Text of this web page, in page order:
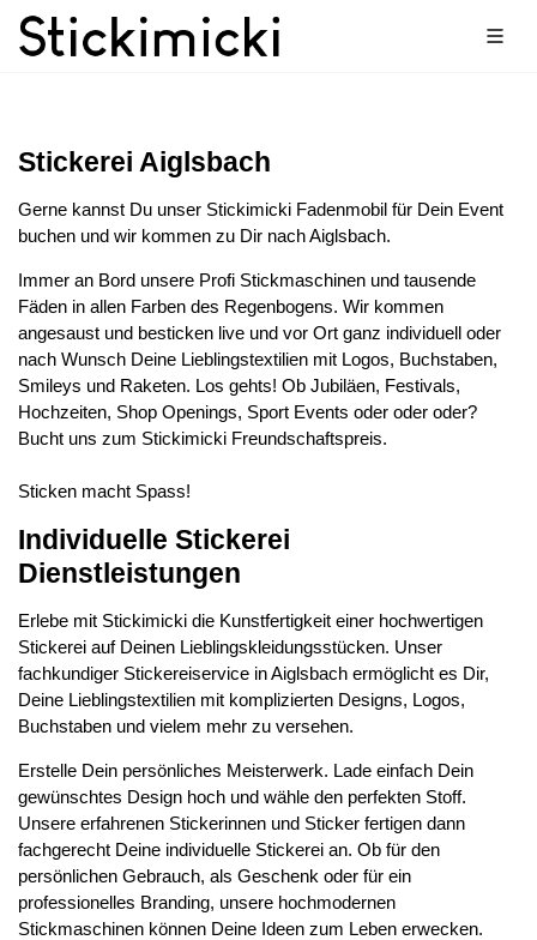
Stickerei Aiglsbach
Gerne kannst Du unser Stickimicki Fadenmobil für Dein Event
buchen und wir kommen zu Dir nach Aiglsbach.
Immer an Bord unsere Profi Stickmaschinen und tausende
Fäden in allen Farben des Regenbogens. Wir kommen
angesaust und besticken live und vor Ort ganz individuell oder
nach Wunsch Deine Lieblingstextilien mit Logos, Buchstaben,
Smileys und Raketen. Los gehts! Ob Jubiläen, Festivals,
Hochzeiten, Shop Openings, Sport Events oder oder oder?
Bucht uns zum Stickimicki Freundschaftspreis.
Sticken macht Spass!
Individuelle Stickerei
Dienstleistungen
Erlebe mit Stickimicki die Kunstfertigkeit einer hochwertigen
Stickerei auf Deinen Lieblingskleidungsstücken. Unser
fachkundiger Stickereiservice in Aiglsbach ermöglicht es Dir,
Deine Lieblingstextilien mit komplizierten Designs, Logos,
Buchstaben und vielem mehr zu versehen.
Erstelle Dein persönliches Meisterwerk. Lade einfach Dein
gewünschtes Design hoch und wähle den perfekten Stoff.
Unsere erfahrenen Stickerinnen und Sticker fertigen dann
fachgerecht Deine individuelle Stickerei an. Ob für den
persönlichen Gebrauch, als Geschenk oder für ein
professionelles Branding, unsere hochmodernen
Stickmaschinen können Deine Ideen zum Leben erwecken.